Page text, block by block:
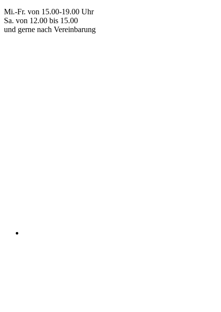
Mi.-Fr. von 15.00-19.00 Uhr
Sa. von 12.00 bis 15.00
und gerne nach Vereinbarung